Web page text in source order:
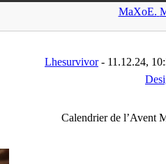
MaXoE.
Lhesurvivor- 11.12.24,
Calendrier de l’Avent